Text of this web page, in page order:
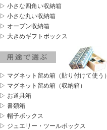
▷ 小さな四角い収納箱
▷ 小さな丸い収納箱
▷ オープン収納箱
▷ 大きめギフトボックス
▷ マグネット留め箱（貼り付けて使う）
▷ マグネット留め箱（収納箱）
▷ お道具箱
▷ 書類箱
▷ 帽子ボックス
▷ ジュエリー・ツールボックス